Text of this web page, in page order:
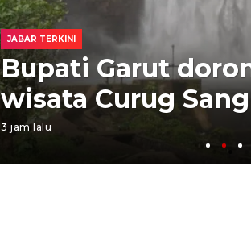
JABAR TERKINI
Bupati Garut
wisata Curug
3 jam lalu